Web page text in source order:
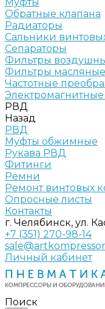
Обратные клапана
Радиаторы
Сальники
Сепараторы
Фильтры
Фильтры масляные
Частотные
РВД
Назад
РВД
Муфты обжимные
Рукава РВД
Фитинги
Ремни
Ремонт винтовых
Опросные листы
Контакты
г. Челябинск, ул.
+7 (351) 270-98-14
Личный кабинет
Поиск